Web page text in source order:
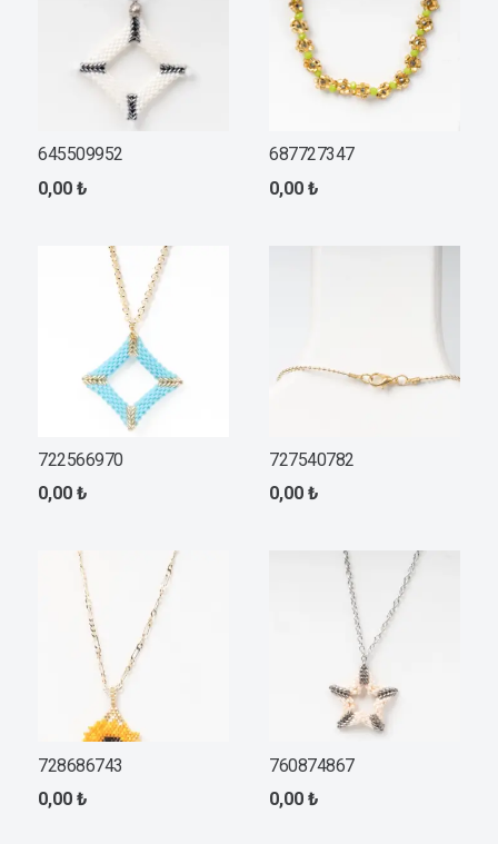
645509952
0,00 ₺
687727347
0,00 ₺
722566970
0,00 ₺
727540782
0,00 ₺
728686743
0,00 ₺
760874867
0,00 ₺